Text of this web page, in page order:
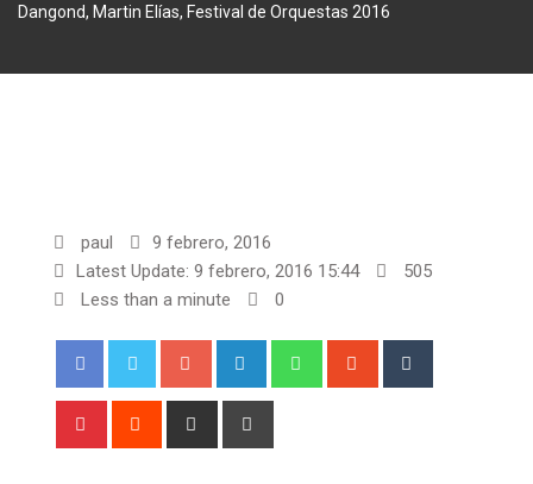
Dangond, Martin Elías, Festival de Orquestas 2016
paul
9 febrero, 2016
Latest Update: 9 febrero, 2016 15:44
505
Less than a minute
0
Google+ LinkedIn WhatsappStumbleUpon
Pinterest Reddit
Share